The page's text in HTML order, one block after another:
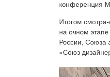
конференция
Итогом
на очном
России, Союза
«Союз